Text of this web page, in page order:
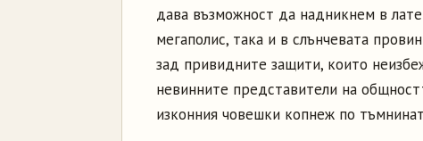
дава възможност да надникнем в
мегаполис, така и в слънчевата
зад привидните защити, които
невинните представители на
изконния човешки копнеж по